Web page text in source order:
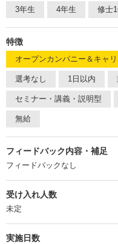
3年生 4年生 修士
特徴
オープンカンパニー＆キャ
選考なし 1日以内
セミナー・講義・説明型
無給
フィードバック内容・補足
フィードバックなし
受け入れ人数
未定
実施日数